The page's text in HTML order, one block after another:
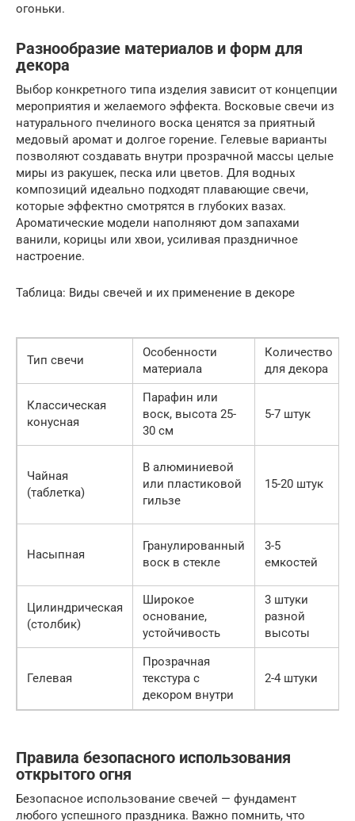
огоньки.
Разнообразие материалов и форм для
декора
Выбор конкретного типа изделия зависит от концепции
мероприятия и желаемого эффекта. Восковые свечи из
натурального пчелиного воска ценятся за приятный
медовый аромат и долгое горение. Гелевые варианты
позволяют создавать внутри прозрачной массы целые
миры из ракушек, песка или цветов. Для водных
композиций идеально подходят плавающие свечи,
которые эффектно смотрятся в глубоких вазах.
Ароматические модели наполняют дом запахами
ванили, корицы или хвои, усиливая праздничное
настроение.
Таблица: Виды свечей и их применение в декоре
Тип свечи
Особенности
материала
Количество
для декора
Классическая
конусная
Парафин или
воск, высота 25-
30 см
5-7 штук
Чайная
(таблетка)
В алюминиевой
или пластиковой
гильзе
15-20 штук
Насыпная
Гранулированный
воск в стекле
3-5
емкостей
Цилиндрическая
(столбик)
Широкое
основание,
устойчивость
3 штуки
разной
высоты
Гелевая
Прозрачная
текстура с
декором внутри
2-4 штуки
Правила безопасного использования
открытого огня
Безопасное использование свечей — фундамент
любого успешного праздника. Важно помнить, что